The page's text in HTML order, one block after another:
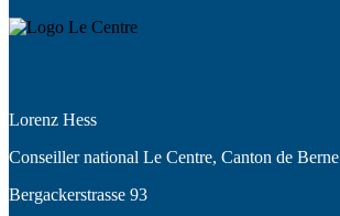
Lorenz Hess
Conseiller national Le Centre, Canton de Berne
Bergackerstrasse 93